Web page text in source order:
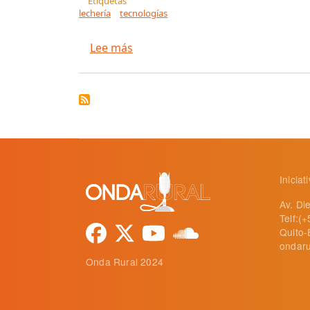
lechería
tecnologías
Lee más
Onda Rural 2024
Av.
Quito-